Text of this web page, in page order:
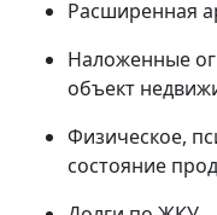
Расширенная
Наложенные
объект
Физическое,
состояние